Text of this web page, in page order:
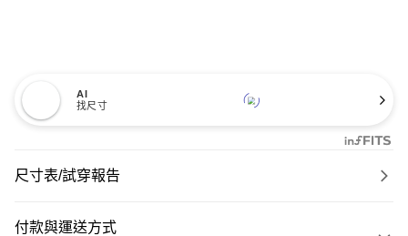
AI
找尺寸
尺寸表/試穿報告
付款與運送方式